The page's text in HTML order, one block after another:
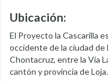
Ubicación:
El Proyecto la Cascarilla
occidente de la ciudad de
Chontacruz, entre la Vía
cantón y provincia de Loja.